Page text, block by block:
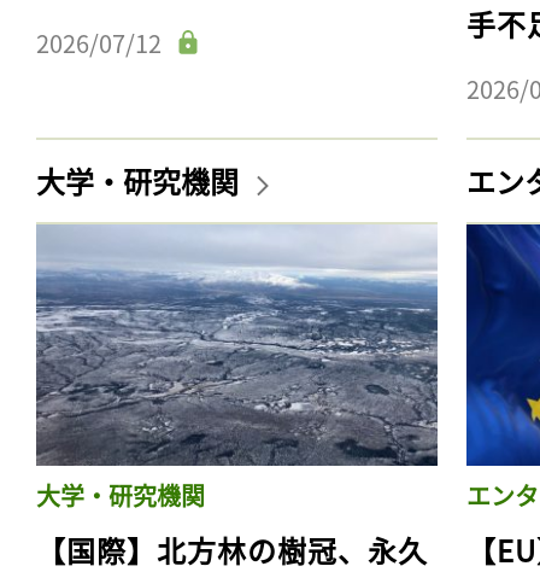
2026/07/12
手不
2026/
大学・研究機関
大学・研究機関
【国際】北方林の樹冠、永久
エン
エン
【